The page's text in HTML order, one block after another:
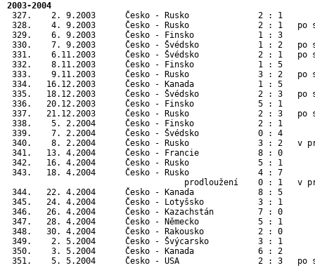
2003-2004
327.    2. 9.2003      Česko - Rusko              2 : 1
328.    4. 9.2003      Česko - Rusko              2 : 1   po
329.    6. 9.2003      Česko - Finsko             1 : 3
330.    7. 9.2003      Česko - Švédsko            1 : 2   po
331.    6.11.2003      Česko - Švédsko            2 : 1   po
332.    8.11.2003      Česko - Finsko             1 : 5
333.    9.11.2003      Česko - Rusko              3 : 2   po
334.   16.12.2003      Česko - Kanada             1 : 5
335.   18.12.2003      Česko - Švédsko            2 : 3   po
336.   20.12.2003      Česko - Finsko             5 : 1
337.   21.12.2003      Česko - Rusko              2 : 3   po
338.    5. 2.2004      Česko - Finsko             2 : 1
339.    7. 2.2004      Česko - Švédsko            0 : 4
340.    8. 2.2004      Česko - Rusko              3 : 2   v
341.   13. 4.2004      Česko - Francie            8 : 0
342.   16. 4.2004      Česko - Rusko              5 : 1
343.   18. 4.2004      Česko - Rusko              4 : 7
prodloužení    0 : 1   v
344.   22. 4.2004      Česko - Kanada             8 : 5
345.   24. 4.2004      Česko - Lotyšsko
346.   26. 4.2004      Česko - Kazachstán
347.   28. 4.2004      Česko - Německo
348.   30. 4.2004      Česko - Rakousko
349.    2. 5.2004      Česko - Švýcarsko
350.    3. 5.2004      Česko - Kanada
351.    5. 5.2004      Česko - USA                2 : 3